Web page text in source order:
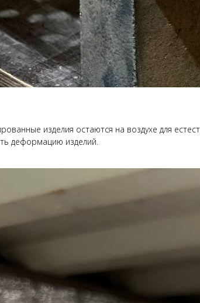
изделия остаются на воздухе для
деформацию изделий.